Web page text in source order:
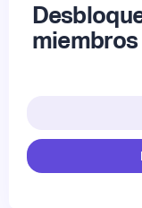
miembros